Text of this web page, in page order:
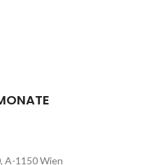
A-1150 Wien